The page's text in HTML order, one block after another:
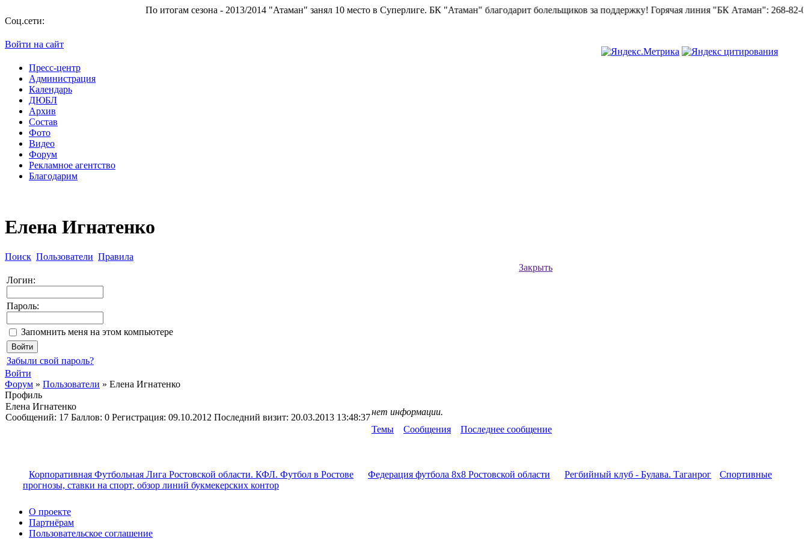
По итогам сезона - 2013/2014 "Атаман" занял 10 место в Суперлиге.БК "Атаман" благодарит болельщиков за поддержку!Горячая линия "БК Атаман":268-82-02.
Соц.сети:
Войти на сайт
Пресс-центр
Администрация
Календарь
ДЮБЛ
Архив
Состав
Фото
Видео
Форум
Рекламное агентство
Благодарим
Елена Игнатенко
Поиск Пользователи Правила
Закрыть
Логин:
Пароль:
Запомнить меня на этом компьютере
Забыли свой пароль?
Войти
Форум » Пользователи » Елена Игнатенко
Профиль
Елена Игнатенко
Cообщений: 17 Баллов: 0 Регистрация: 09.10.2012 Последний визит: 20.03.2013 13:48:37
нет информации.
Темы
Сообщения Последнее сообщение
Корпоративная Футбольная Лига Ростовской области. КФЛ. Футбол в Ростове Федерация футбола 8x8 Ростовской области Регбийный клуб - Булава. Таганрог
Спортивные
прогнозы, ставки на спорт, обзор линий букмекерских контор
О проекте
Партнёрам
Пользовательское соглашение